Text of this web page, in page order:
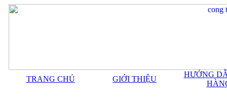
TRANG CHỦ GIỚI THIỆU
HƯỚNG